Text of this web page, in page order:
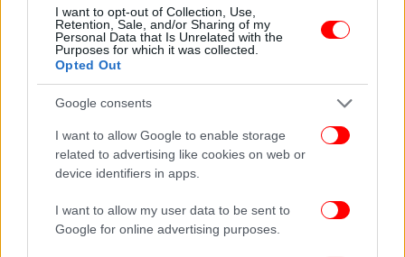
I want to opt-out of Collection, Use,
Retention, Sale, and/or Sharing of my
Personal Data that Is Unrelated with the
Purposes for which it was collected.
Opted Out
Google consents
I want to allow Google to enable storage
related to advertising like cookies on web or
device identifiers in apps.
I want to allow my user data to be sent to
Google for online advertising purposes.
Τσουμάνη, που βρέθηκε πνιγμένος με tie wrap -Τα
σενάρια για πιθανή αυτοκτονία
Κατάθεση-σοκ γιατρού στη δίκη: Τα εγκαύματα της
Ιωάννας προκλήθηκαν από θερμοκρασία που έφτανε τους
400 βαθμούς
Το τέλος των περιορισμών για τους εμβολιασμένους -
Nέες ελευθερίες ακόμη και σε κόκκινες περιοχές